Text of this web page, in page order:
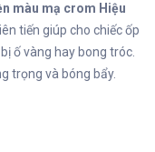
màu mạ crom Hiệu
tiến giúp cho chiếc ốp
ố vàng hay bong tróc.
trọng và bóng bẩy.